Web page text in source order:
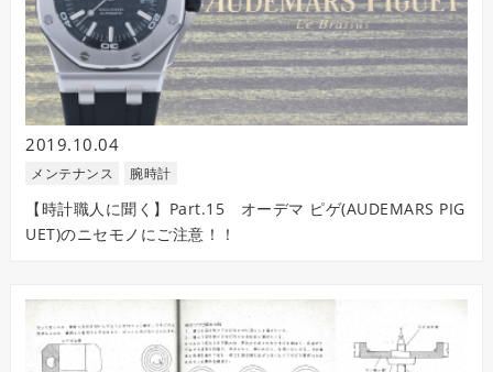
2019.10.04
メンテナンス 腕時計
【時計職人に聞く】Part.15 オーデマ ピゲ(AUDEMARS PIG
UET)のニセモノにご注意！！